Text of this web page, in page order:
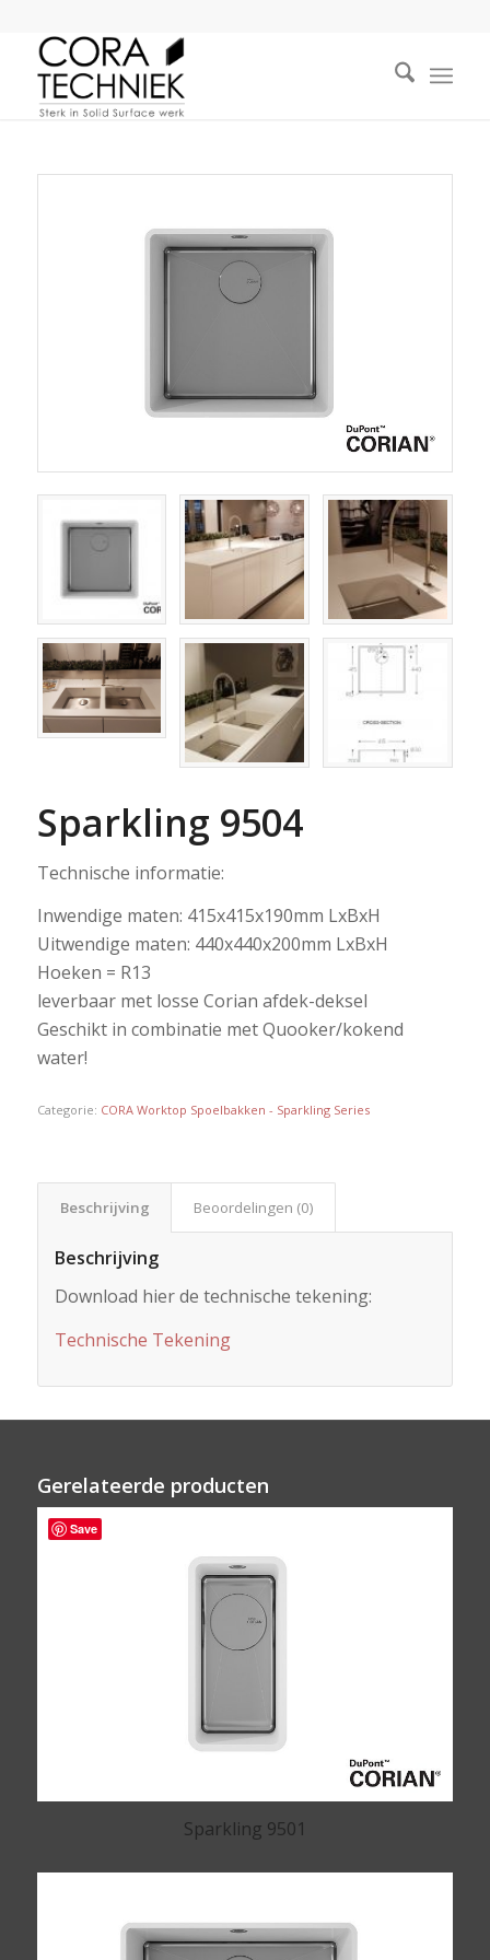
Sparkling 9504
Technische informatie:
Inwendige maten: 415x415x190mm LxBxH
Uitwendige maten: 440x440x200mm LxBxH
Hoeken = R13
leverbaar met losse Corian afdek-deksel
Geschikt in combinatie met Quooker/kokend
water!
Categorie: CORA Worktop Spoelbakken - Sparkling Series
Beschrijving Beoordelingen (0)
Beschrijving
Download hier de technische tekening:
Technische Tekening
Gerelateerde producten
Sparkling 9501
Save